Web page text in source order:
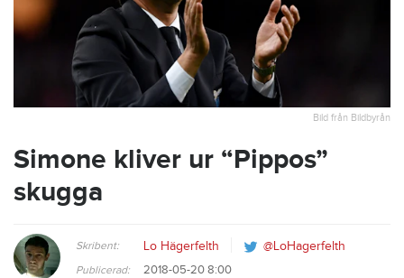
Bild från Bildbyrån
Simone kliver ur “Pippos”
skugga
Skribent: Lo Hägerfelth @LoHagerfelth
Publicerad: 2018-05-20 8:00